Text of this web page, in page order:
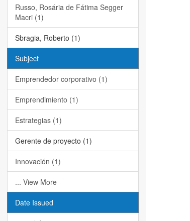
Russo, Rosária de Fátima Segger
Macri (1)
Sbragia, Roberto (1)
Subject
Emprendedor corporativo (1)
Emprendimiento (1)
Estrategias (1)
Gerente de proyecto (1)
Innovación (1)
... View More
Date Issued